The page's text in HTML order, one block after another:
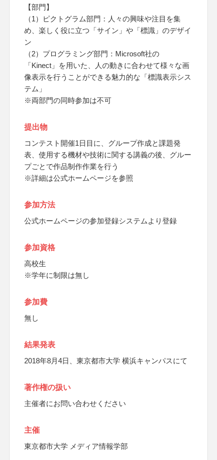
【部門】
（1）ピクトグラム部門：人々の興味や注目を集
め、楽しく役に立つ「サイン」や「標識」のデザイ
ン
（2）プログラミング部門：Microsoft社の
「Kinect」を用いた、人の動きに合わせて様々な画
像表示を行うことができる魅力的な「標識表示シス
テム」
※両部門の同時参加は不可
提出物
コンテスト開催1日目に、グループ作成と課題発
表、使用する機材や技術に関する講義の後、グルー
プごとで作品制作作業を行う
※詳細は公式ホームページを参照
参加方法
公式ホームページの参加登録システムより登録
参加資格
高校生
※学年に制限は無し
参加費
無し
結果発表
2018年8月4日、東京都市大学 横浜キャンパスにて
著作権の扱い
主催者にお問い合わせください
主催
東京都市大学 メディア情報学部